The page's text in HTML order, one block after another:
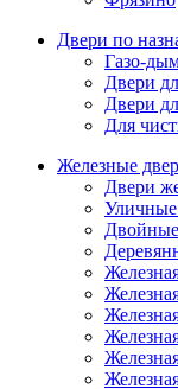
Двери по
Газо-
Двери
Двери
Для
Железные
Двери
Уличные